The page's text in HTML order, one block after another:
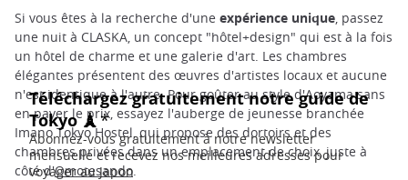
Si vous êtes à la recherche d'une expérience unique, passez
une nuit à CLASKA, un concept "hôtel+design" qui est à la fois
un hôtel de charme et une galerie d'art. Les chambres
élégantes présentent des œuvres d'artistes locaux et aucune
n'est identique à l'autre. Pour goûter au style d'Aoyama sans
en payer le prix, essayez l'auberge de jeunesse branchée
Imano Tokyo Hostel, qui propose des dortoirs et des
chambres privées dans un emplacement de choix, juste à
côté d'Omotesando.